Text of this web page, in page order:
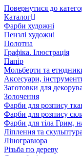
Повернутися до
Каталог
Фарби художні
Пензлі художні
Полотна
Графіка. Ілюстрація
Папір
Мольберти та
Аксесуари,
Заготовки для
Золочення
Фарби для розпису
Фарби для розпису
Фарби для тіла Грим,
Ліплення та скульптура
Ліногравюра
Різьба по дереву